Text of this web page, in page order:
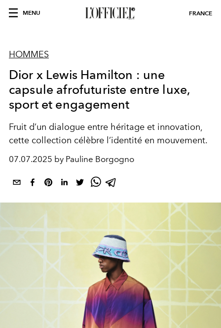
MENU FRANCE
HOMMES
Dior x Lewis Hamilton : une
capsule afrofuturiste entre luxe,
sport et engagement
Fruit d’un dialogue entre héritage et innovation,
cette collection célèbre l’identité en mouvement.
07.07.2025 by Pauline Borgogno